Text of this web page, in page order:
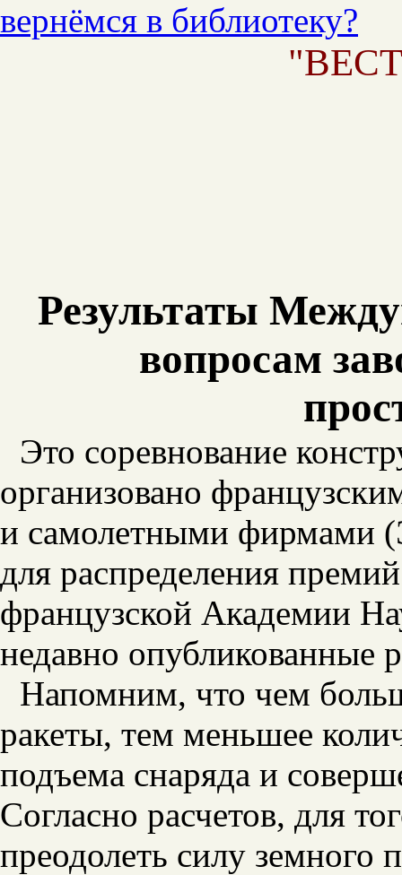
вернёмся в библиотеку?
Результаты
вопросам
Это соревнование
организовано
и самолетными фирмами
для распределения
французской Академии
недавно опубликованные
Напомним, что чем
ракеты, тем меньшее
подъема снаряда и
Согласно расчетов, для
преодолеть силу земного